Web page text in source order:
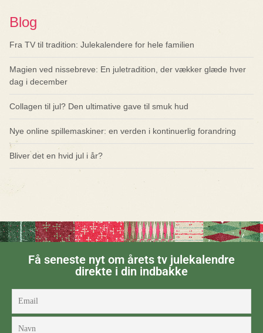
Blog
Fra TV til tradition: Julekalendere for hele familien
Magien ved nissebreve: En juletradition, der vækker glæde hver
dag i december
Collagen til jul? Den ultimative gave til smuk hud
Nye online spillemaskiner: en verden i kontinuerlig forandring
Bliver det en hvid jul i år?
Få seneste nyt om årets tv julekalendre
direkte i din indbakke